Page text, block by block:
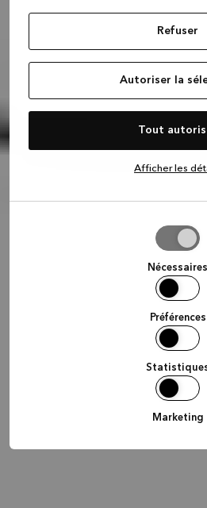
Refuser
Autoriser la
Tout
Afficher les
Nécessaires
Préférences
Marketing